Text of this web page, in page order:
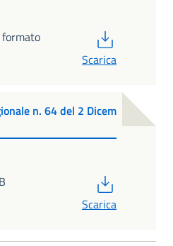
Scarica
n. 64 del 2 Dicem
Scarica